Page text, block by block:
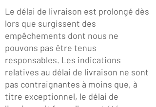
Le délai de livraison est prolongé dès
lors que surgissent des
empêchements dont nous ne
pouvons pas être tenus
responsables. Les indications
relatives au délai de livraison ne sont
pas contraignantes à moins que, à
titre exceptionnel, le délai de